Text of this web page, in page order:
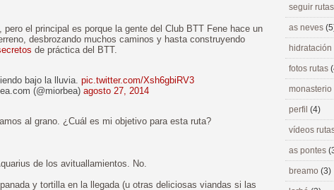
el principal es porque la gente del Club BTT Fene hace un
desbrozando muchos caminos y hasta construyendo
de práctica del BTT.
bajo la lluvia. pic.twitter.com/Xsh6gbiRV3
(@miorbea) agosto 27, 2014
al grano. ¿Cuál es mi objetivo para esta ruta?
de los avituallamientos. No.
y tortilla en la llegada (u otras deliciosas viandas si las
seguir
as neves
hidratación
fotos rutas
perfil (4)
vídeos
as pontes
breamo (3)